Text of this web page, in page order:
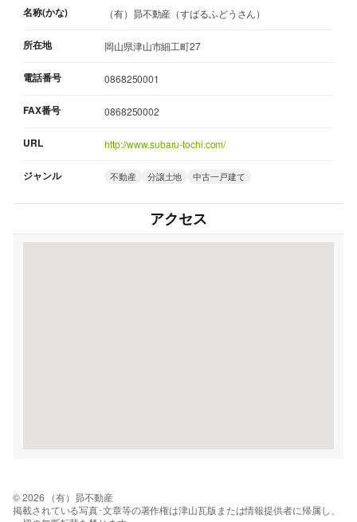
名称(かな) （有）昴不動産（すばるふどうさん）
所在地 岡山県津山市細工町27
電話番号 0868250001
FAX番号 0868250002
URL http://www.subaru-tochi.com/
ジャンル 不動産 分譲土地 中古一戸建て
アクセス
© 2026 （有）昴不動産
掲載されている写真･文章等の著作権は津山瓦版または情報提供者に帰属し、